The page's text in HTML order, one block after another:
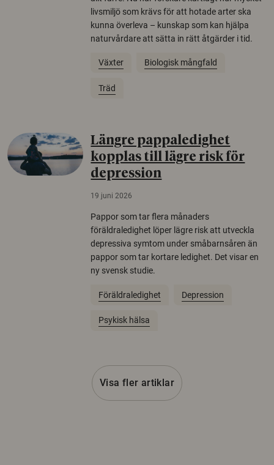
livsmiljö som krävs för att hotade arter ska
kunna överleva – kunskap som kan hjälpa
naturvårdare att sätta in rätt åtgärder i tid.
Växter Biologisk mångfald
Träd
Längre pappaledighet
kopplas till lägre risk för
depression
19 juni 2026
Pappor som tar flera månaders
föräldraledighet löper lägre risk att utveckla
depressiva symtom under småbarnsåren än
pappor som tar kortare ledighet. Det visar en
ny svensk studie.
Föräldraledighet Depression
Psykisk hälsa
Visa fler artiklar